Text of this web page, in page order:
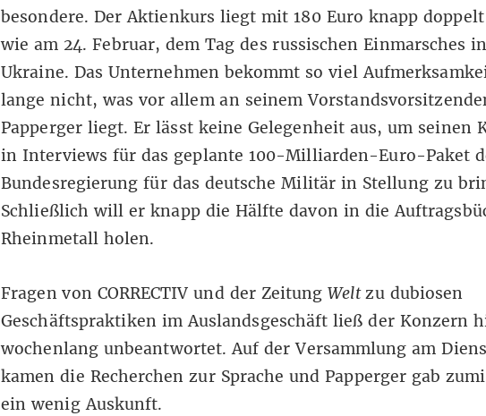
besondere. Der Aktienkurs liegt mit 180 Euro knapp
wie am 24. Februar, dem Tag des russischen Einmarsches
Ukraine. Das Unternehmen bekommt so viel
lange nicht, was vor allem an seinem
Papperger liegt. Er lässt keine Gelegenheit aus, um seinen
in Interviews für das geplante 100-Milliarden-Euro-Paket
Bundesregierung für das deutsche Militär in Stellung zu
Schließlich will er knapp die Hälfte davon in die
Rheinmetall holen.
Fragen von CORRECTIV und der ZeitungWeltzu dubiosen
Geschäftspraktiken im Auslandsgeschäft ließ der Konzern
wochenlang unbeantwortet. Auf der Versammlung am
kamen die Recherchen zur Sprache und Papperger gab
ein wenig Auskunft.